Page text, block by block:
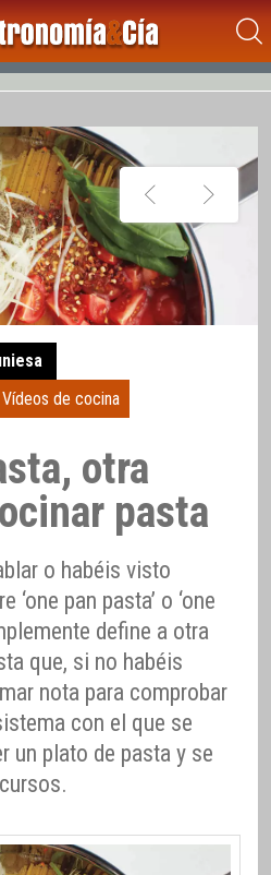
Vídeos de cocina
otra
pasta
o habéis visto
pan pasta’ o ‘one
define a otra
que, si no habéis
nota para comprobar
con el que se
un plato de pasta y se